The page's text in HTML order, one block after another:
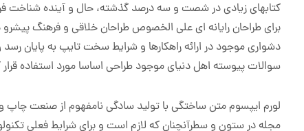
کتابهای زیادی در شصت و سه درصد گذشته، حال و آینده شناخت
برای طراحان رایانه ای علی الخصوص طراحان خلاقی و فرهنگ
دشواری موجود در ارائه راهکارها و شرایط سخت تایپ به پایان
سوالات پیوسته اهل دنیای موجود طراحی اساسا مورد استفاده قرار
لورم ایپسوم متن ساختگی با تولید سادگی نامفهوم از صنعت چاپ و
مجله در ستون و سطرآنچنان که لازم است و برای شرایط فعلی